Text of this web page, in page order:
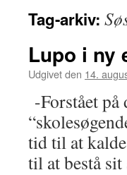
Tag-arkiv:
Lupo i ny
Udgivet den 14.
-Forstået på
tid til at
til at bestå